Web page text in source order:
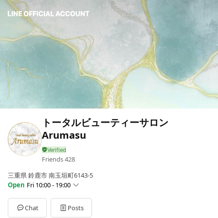
トータルビューティーサロン
Arumasu
Friends428
三重県 鈴鹿市 南玉垣町6143-5
Open Fri 10:00 - 19:00
SunClosed
Mon10:00 - 19:00
Tue
10:00 - 19:00
Chat Posts